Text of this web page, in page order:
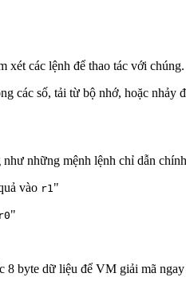
xét các lệnh để thao tác với chúng.
các số, tải từ bộ nhớ, hoặc nhảy
những mệnh lệnh chỉ dẫn
vào r1 "
r0"
8 byte dữ liệu để VM giải mã